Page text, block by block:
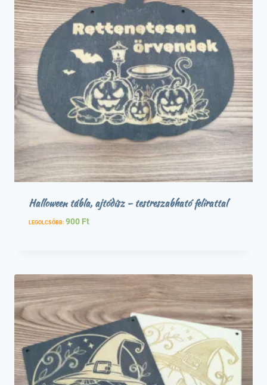
Halloween tábla, ajtódísz – testreszabható felirattal
LEGOLCSÓBB: 900 Ft